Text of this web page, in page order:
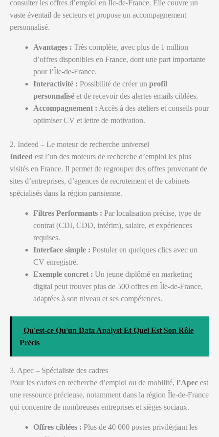
consulter les offres d’emploi en Île-de-France. Elle couvre un
vaste éventail de secteurs et propose un accompagnement
personnalisé.
Avantages : Très complète, avec plus de 1 million
d’offres disponibles en France, dont une part importante
pour l’Île-de-France.
Interactivité : Possibilité de créer un profil
personnalisé et de recevoir des alertes emails ciblées.
Accompagnement : Accès à des ateliers et conseils pour
optimiser CV et lettre de motivation.
2. Indeed – Le moteur de recherche universel
Indeed est l’un des moteurs de recherche d’emploi les plus
visités en France. Il permet de regrouper des offres provenant de
sites d’entreprises, d’agences de recrutement et de cabinets
spécialisés dans la région parisienne.
Filtres Performants : Par localisation précise, type de
contrat (CDI, CDD, intérim), salaire, et expériences
requises.
Interface simple : Postuler en quelques clics avec un
CV enregistré.
Exemple concret : Un jeune diplômé en marketing
digital peut trouver plus de 500 offres en Île-de-France,
adaptées à son niveau et ses compétences.
Qu'est-ce Qu'un Data Analyst Et Quel Est Son Rôle
Précis
3. Apec – Spécialiste des cadres
Pour les cadres en recherche d’emploi ou de mobilité, l’Apec est
une ressource précieuse, notamment dans la région Île-de-France
qui concentre de nombreuses entreprises et sièges sociaux.
Offres ciblées : Plus de 40 000 postes privilégiant les